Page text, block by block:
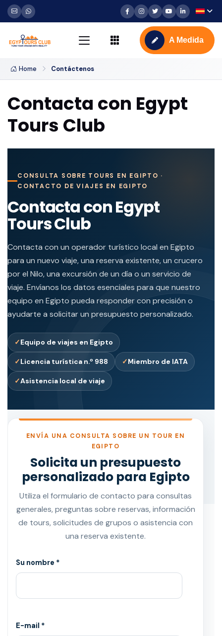
A Medida
Home Contáctenos
Contacta con Egypt
Tours Club
CONSULTA SOBRE TOURS EN EGIPTO ·
CONTACTO DE VIAJES EN EGIPTO
Contacta con Egypt
Tours Club
Contacta con un operador turístico local en Egipto
para un nuevo viaje, una reserva existente, un crucero
por el Nilo, una excursión de un día o un servicio de
viaje. Envíanos los datos esenciales para que nuestro
equipo en Egipto pueda responder con precisión o
ayudarte a solicitar un presupuesto personalizado.
Equipo de viajes en Egipto
Licencia turística n.º 988 Miembro de IATA
Asistencia local de viaje
ENVÍA UNA CONSULTA SOBRE UN TOUR EN
EGIPTO
Solicita un presupuesto
personalizado para Egipto
Utiliza el formulario de contacto para consultas
generales, preguntas sobre reservas, información
de tours, solicitudes de grupos o asistencia con
una reserva existente.
Su nombre *
E-mail *